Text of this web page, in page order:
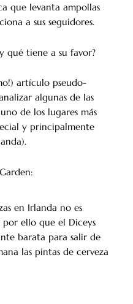
que levanta ampollas
a sus seguidores.
qué tiene a su favor?
artículo pseudo-
algunas de las
de los lugares más
y principalmente
en Irlanda no es
por ello que el Diceys
barata para salir de
las pintas de cerveza